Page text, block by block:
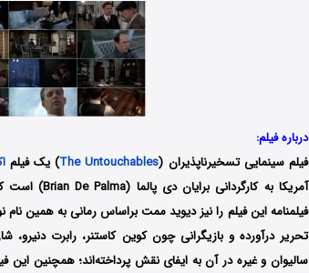
درباره فیلم:
فیلم سینمایی تسخیرناپذیران (The Untouchables) یک فیلم
تحریر درآورده و بازیگرانی چون کوین کاستنر، رابرت